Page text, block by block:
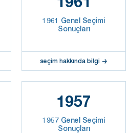
1961 Genel Seçimi
Sonuçları
seçim hakkında bilgi
1957
1957 Genel Seçimi
Sonuçları